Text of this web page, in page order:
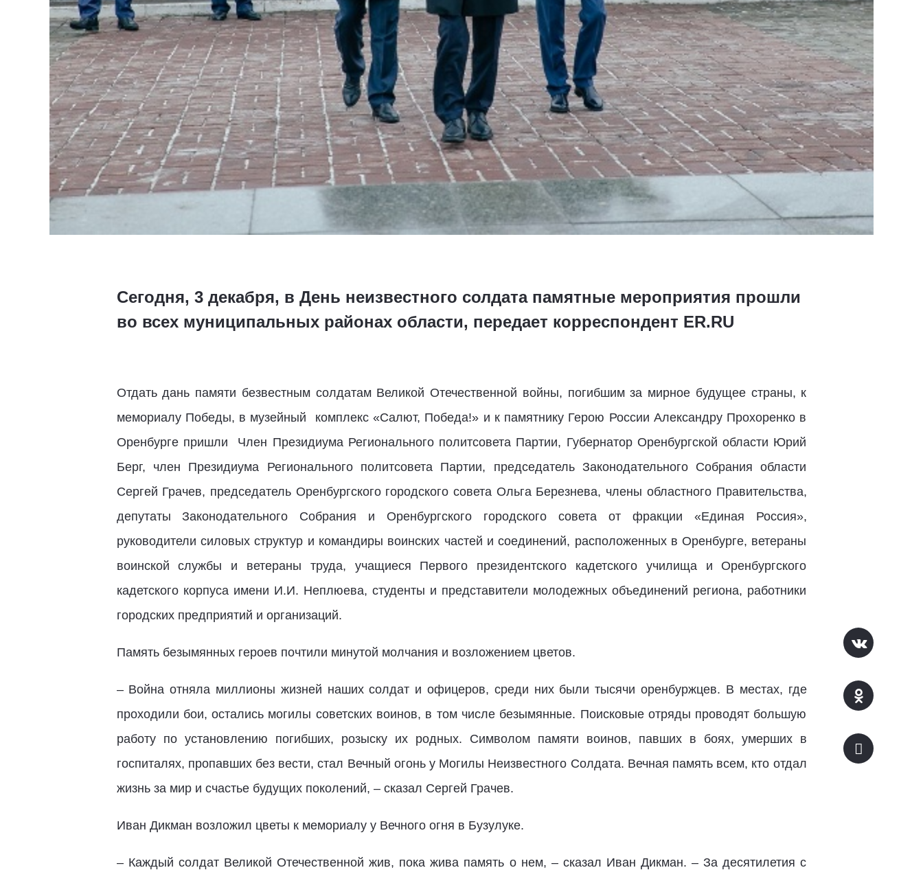
Сегодня, 3 декабря, в День неизвестного солдата памятные мероприятия прошли
во всех муниципальных районах области, передает корреспондент ER.RU
Отдать дань памяти безвестным солдатам Великой Отечественной войны, погибшим за мирное будущее страны, к
мемориалу Победы, в музейный комплекс «Салют, Победа!» и к памятнику Герою России Александру Прохоренко в
Оренбурге пришли Член Президиума Регионального политсовета Партии, Губернатор Оренбургской области Юрий
Берг, член Президиума Регионального политсовета Партии, председатель Законодательного Собрания области
Сергей Грачев, председатель Оренбургского городского совета Ольга Березнева, члены областного Правительства,
депутаты Законодательного Собрания и Оренбургского городского совета от фракции «Единая Россия»,
руководители силовых структур и командиры воинских частей и соединений, расположенных в Оренбурге, ветераны
воинской службы и ветераны труда, учащиеся Первого президентского кадетского училища и Оренбургского
кадетского корпуса имени И.И. Неплюева, студенты и представители молодежных объединений региона, работники
городских предприятий и организаций.
Память безымянных героев почтили минутой молчания и возложением цветов.
– Война отняла миллионы жизней наших солдат и офицеров, среди них были тысячи оренбуржцев. В местах, где
проходили бои, остались могилы советских воинов, в том числе безымянные. Поисковые отряды проводят большую
работу по установлению погибших, розыску их родных. Символом памяти воинов, павших в боях, умерших в
госпиталях, пропавших без вести, стал Вечный огонь у Могилы Неизвестного Солдата. Вечная память всем, кто отдал
жизнь за мир и счастье будущих поколений, – сказал Сергей Грачев.
Иван Дикман возложил цветы к мемориалу у Вечного огня в Бузулуке.
– Каждый солдат Великой Отечественной жив, пока жива память о нем, – сказал Иван Дикман. – За десятилетия с